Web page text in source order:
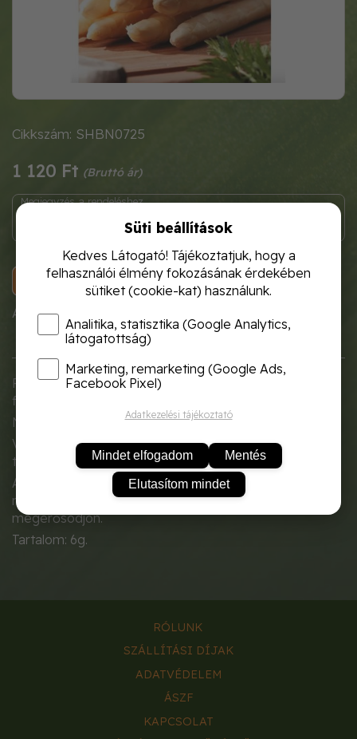
Cikkszám: SHBN0725
1 120 Ft
KOSÁRBA
A termék átmenetileg nem rendelhető!
Fehér spárga. Megfelelő talajelőkészítéssel vastag ,
finom, nem szálkás spárgakúpokat terem.
Nagyon bőternő.
Vetés után harmadik évtől terem minden tavasszal,
tizenkét éven keresztül.
A spárgát május közepéig szedhetjük, utána hagyjuk a
növényt fejlődni, hogy a következő évre
megerősödjön.
Tartalom: 6g.
RÓLUNK
SZÁLLÍTÁSI DÍJAK
ADATVÉDELEM
ÁSZF
KAPCSOLAT
Süti beállítások
Kedves Látogató! Tájékoztatjuk, hogy a
felhasználói élmény fokozásának érdekében
sütiket (cookie-kat) használunk.
Analitika, statisztika (Google Analytics,
látogatottság)
Marketing, remarketing (Google Ads,
Facebook Pixel)
Adatkezelési tájékoztató
Mindet elfogadom Mentés
Elutasítom mindet